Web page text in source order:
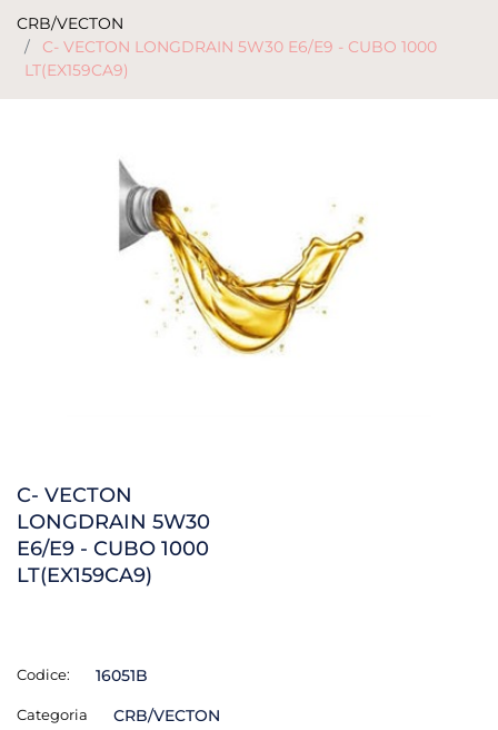
CRB/VECTON
C- VECTON LONGDRAIN 5W30 E6/E9 - CUBO 1000
LT(EX159CA9)
C- VECTON
LONGDRAIN 5W30
E6/E9 - CUBO 1000
LT(EX159CA9)
Codice: 16051B
Categoria
CRB/VECTON